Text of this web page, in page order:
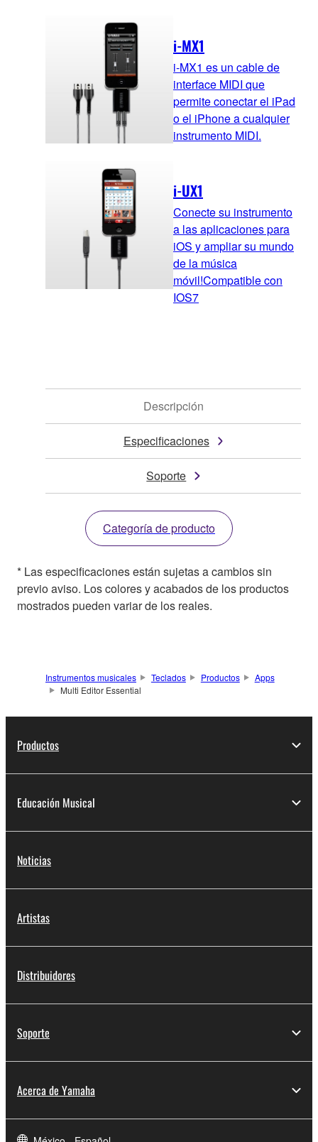
i-MX1
i-MX1 es un cable de
interface MIDI que
permite conectar el iPad
o el iPhone a cualquier
instrumento MIDI.
i-UX1
Conecte su instrumento
a las aplicaciones para
iOS y ampliar su mundo
de la música
móvil!Compatible con
IOS7
Descripción
Especificaciones
Soporte
Categoría de producto
* Las especificaciones están sujetas a cambios sin
previo aviso. Los colores y acabados de los productos
mostrados pueden variar de los reales.
Instrumentos musicales Teclados Productos
Apps
Multi Editor Essential
Productos
Educación Musical
Noticias
Artistas
Distribuidores
Soporte
Acerca de Yamaha